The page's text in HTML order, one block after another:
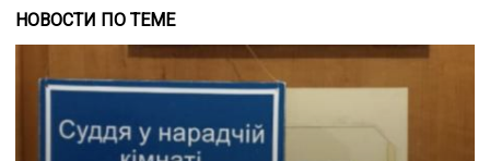
НОВОСТИ ПО ТЕМЕ